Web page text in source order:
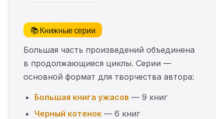
📚 Книжные серии
Большая часть произведений объединена
в продолжающиеся циклы. Серии —
основной формат для творчества автора:
Большая книга ужасов — 9 книг
Черный котенок — 6 книг